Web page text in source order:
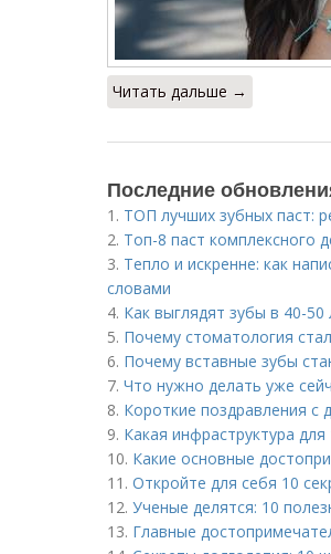
Читать дальше →
Последние
1. ТОП лучших зубных паст:
2. Топ-8 паст комплексного
3. Тепло и искренне: как
словами
4. Как выглядят зубы в 40-
5. Почему стоматология
6. Почему вставные зубы
7. Что нужно делать уже
8. Короткие поздравления с
9. Какая инфраструктура
10. Какие основные
11. Откройте для себя 10
12. Ученые делятся: 10
13. Главные